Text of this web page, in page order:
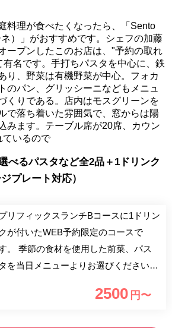
料理が食べたくなったら、「Sento
）」がおすすめです。シェフの加藤
ープンしたこのお店は、"予約の取れ
有名です。手打ちパスタを中心に、鉄
り、野菜は有機野菜が中心。フォカ
のパン、グリッシーニなどもメニュ
くりである。店内はモスグリーンを
で落ち着いた雰囲気で、窓からは陽
みます。テーブル席が20席、カウン
ているので
べるパスタなど全2品＋1ドリンク
プレート対応）
リフィックスランチBコースに1ドリン
が付いたWEB予約限定のコースで
。 季節の食材を使用した前菜、パス
タを当日メニューよりお選びください。
ンティークのオブジェ、インテリアを配
2500 円〜